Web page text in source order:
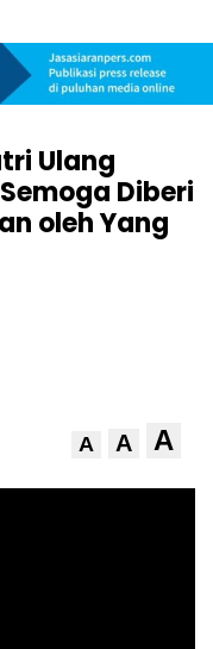
Ulang
Diberi
oleh Yang
A A A